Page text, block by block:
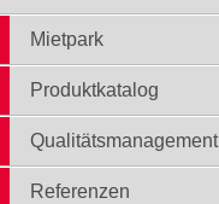
Mietpark
Produktkatalog
Qualitätsmanagement
Referenzen